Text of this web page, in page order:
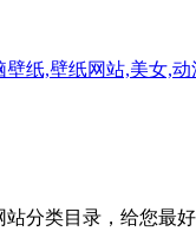
纸,壁纸网站,美女,
分类目录，给您最